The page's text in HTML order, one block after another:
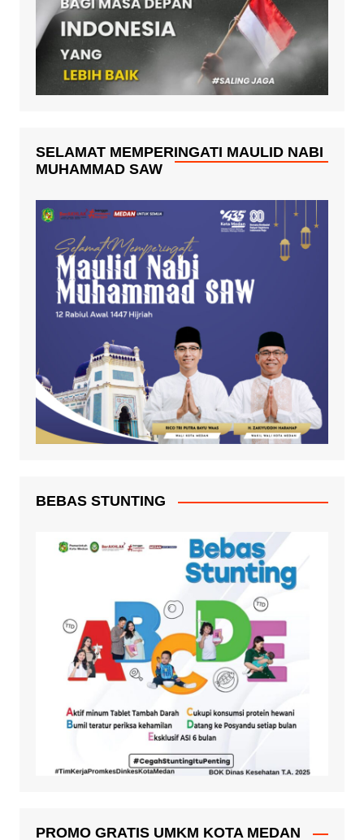
SELAMAT MEMPERINGATI MAULID NABI
MUHAMMAD SAW
BEBAS STUNTING
PROMO GRATIS UMKM KOTA MEDAN